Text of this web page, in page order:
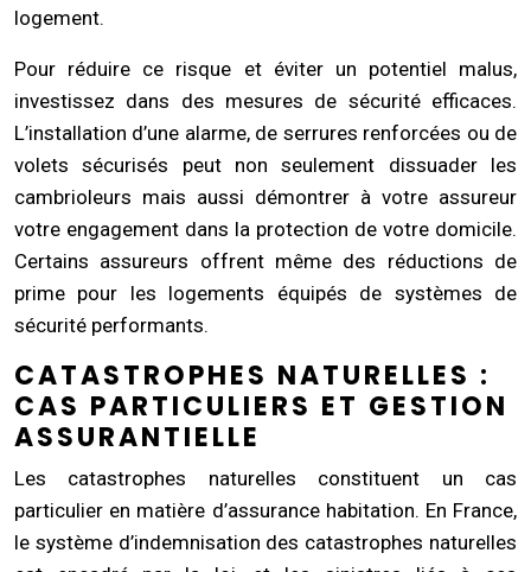
logement.
Pour réduire ce risque et éviter un potentiel malus,
investissez dans des mesures de sécurité efficaces.
L’installation d’une alarme, de serrures renforcées ou de
volets sécurisés peut non seulement dissuader les
cambrioleurs mais aussi démontrer à votre assureur
votre engagement dans la protection de votre domicile.
Certains assureurs offrent même des réductions de
prime pour les logements équipés de systèmes de
sécurité performants.
CATASTROPHES NATURELLES :
CAS PARTICULIERS ET GESTION
ASSURANTIELLE
Les catastrophes naturelles constituent un cas
particulier en matière d’assurance habitation. En France,
le système d’indemnisation des catastrophes naturelles